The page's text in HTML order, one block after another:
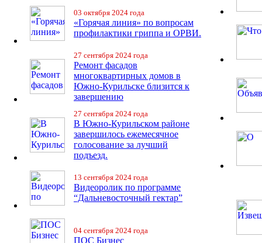
03 октября 2024 года
«Горячая линия» по вопросам
профилактики гриппа и ОРВИ.
27 сентября 2024 года
Ремонт фасадов
многоквартирных домов в
Южно-Курильске близится к
завершению
27 сентября 2024 года
В Южно-Курильском районе
завершилось ежемесячное
голосование за лучший
подъезд.
13 сентября 2024 года
Видеоролик по программе
“Дальневосточный гектар”
04 сентября 2024 года
ПОС Бизнес